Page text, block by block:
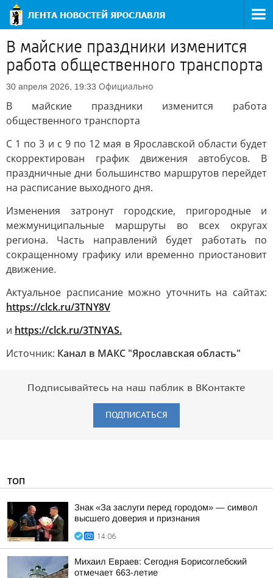
В майские праздники изменится
работа общественного транспорта
30 апреля 2026, 19:33 Официально
В майские праздники изменится работа
общественного транспорта
С 1 по 3 и с 9 по 12 мая в Ярославской области будет
скорректирован график движения автобусов. В
праздничные дни большинство маршрутов перейдет
на расписание выходного дня.
Изменения затронут городские, пригородные и
межмуниципальные маршруты во всех округах
региона. Часть направлений будет работать по
сокращенному графику или временно приостановит
движение.
Актуальное расписание можно уточнить на сайтах:
https://clck.ru/3TNY8V
и https://clck.ru/3TNYAS.
Источник: Канал в МАКС "Ярославская область"
Подписывайтесь на наш паблик в ВКонтакте
ПОДПИСАТЬСЯ
ТОП
Знак «За заслуги перед городом» — символ
высшего доверия и признания
14:06
Михаил Евраев: Сегодня Борисоглебский
отмечает 663-летие